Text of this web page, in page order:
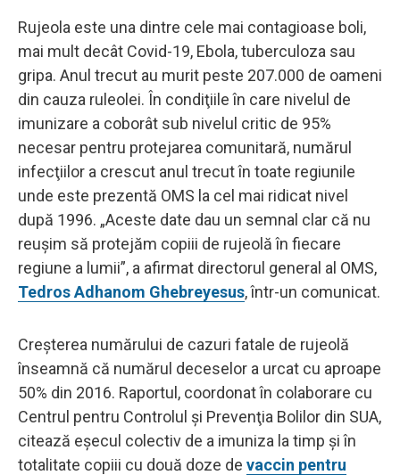
Rujeola este una dintre cele mai contagioase boli,
mai mult decât Covid-19, Ebola, tuberculoza sau
gripa. Anul trecut au murit peste 207.000 de oameni
din cauza ruleolei. În condiţiile în care nivelul de
imunizare a coborât sub nivelul critic de 95%
necesar pentru protejarea comunitară, numărul
infecţiilor a crescut anul trecut în toate regiunile
unde este prezentă OMS la cel mai ridicat nivel
după 1996. „Aceste date dau un semnal clar că nu
reuşim să protejăm copiii de rujeolă în fiecare
regiune a lumii”, a afirmat directorul general al OMS,
Tedros Adhanom Ghebreyesus, într-un comunicat.
Creşterea numărului de cazuri fatale de rujeolă
înseamnă că numărul deceselor a urcat cu aproape
50% din 2016. Raportul, coordonat în colaborare cu
Centrul pentru Controlul şi Prevenţia Bolilor din SUA,
citează eşecul colectiv de a imuniza la timp şi în
totalitate copiii cu două doze de vaccin pentru